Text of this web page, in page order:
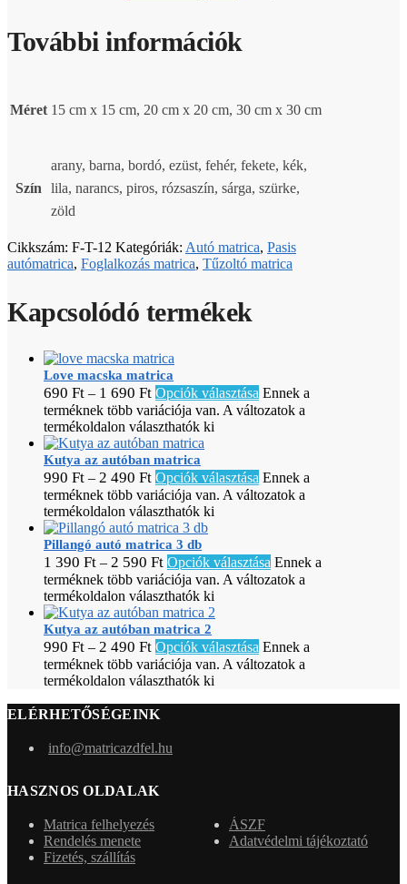
További információk
Méret 15 cm x 15 cm, 20 cm x 20 cm, 30 cm x 30 cm
Szín
arany, barna, bordó, ezüst, fehér, fekete, kék,
lila, narancs, piros, rózsaszín, sárga, szürke,
zöld
Cikkszám: F-T-12 Kategóriák: Autó matrica, Pasis
autómatrica, Foglalkozás matrica, Tűzoltó matrica
Kapcsolódó termékek
Love macska matrica
690 Ft – 1 690 Ft Opciók választása Ennek a
terméknek több variációja van. A változatok a
termékoldalon választhatók ki
Kutya az autóban matrica
990 Ft – 2 490 Ft Opciók választása Ennek a
terméknek több variációja van. A változatok a
termékoldalon választhatók ki
Pillangó autó matrica 3 db
1 390 Ft – 2 590 Ft Opciók választása Ennek a
terméknek több variációja van. A változatok a
termékoldalon választhatók ki
Kutya az autóban matrica 2
990 Ft – 2 490 Ft Opciók választása Ennek a
terméknek több variációja van. A változatok a
termékoldalon választhatók ki
ELÉRHETŐSÉGEINK
info@matricazdfel.hu
HASZNOS OLDALAK
Matrica felhelyezés
Rendelés menete
Fizetés, szállítás
ÁSZF
Adatvédelmi tájékoztató